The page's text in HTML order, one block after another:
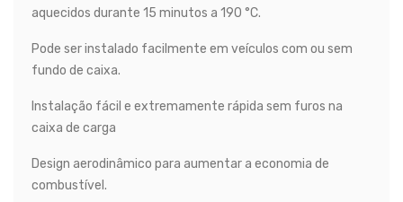
aquecidos durante 15 minutos a 190 °C.
Pode ser instalado facilmente em veículos com ou sem
fundo de caixa.
Instalação fácil e extremamente rápida sem furos na
caixa de carga
Design aerodinâmico para aumentar a economia de
combustível.